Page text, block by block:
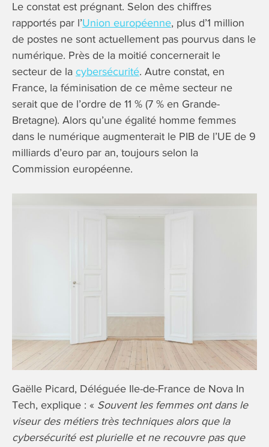
Le constat est prégnant. Selon des chiffres
rapportés par l’Union européenne, plus d’1 million
de postes ne sont actuellement pas pourvus dans le
numérique. Près de la moitié concernerait le
secteur de la cybersécurité. Autre constat, en
France, la féminisation de ce même secteur ne
serait que de l’ordre de 11 % (7 % en Grande-
Bretagne). Alors qu’une égalité homme femmes
dans le numérique augmenterait le PIB de l’UE de 9
milliards d’euro par an, toujours selon la
Commission européenne.
Gaëlle Picard, Déléguée Ile-de-France de Nova In
Tech, explique : « Souvent les femmes ont dans le
viseur des métiers très techniques alors que la
cybersécurité est plurielle et ne recouvre pas que